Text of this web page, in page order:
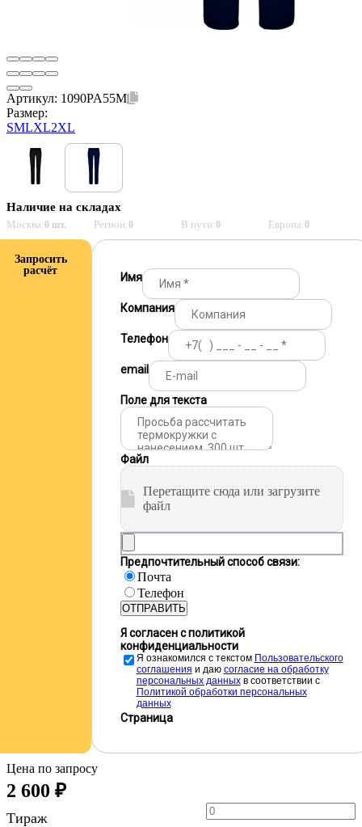
Артикул: 1090PA55M
Размер:
SMLXL2XL
Наличие на складах
Москва:0 шт. Регион:0 В пути:0 Европа:0
Запросить
расчёт
Имя
Компания
Телефон
email
Поле для текста
Файл
Перетащите сюда или загрузите
файл
Предпочтительный способ связи:
Почта
Телефон
ОТПРАВИТЬ
Я согласен с политикой
конфиденциальности
Я ознакомился с текстом Пользовательского
соглашения и даю cогласие на обработку
персональных данныхв соответствии с
Политикой обработки персональных
данных
Страница
Цена по запросу
2 600 ₽
Тираж